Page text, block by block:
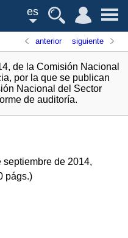
es
anterior siguiente
de la Comisión Nacional
por la que se publican
Nacional del Sector
de auditoría.
septiembre de 2014,
págs.)